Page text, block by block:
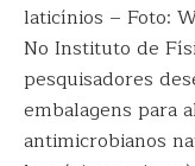
laticínios – Foto:
No Instituto de
pesquisadores
embalagens para
antimicrobianos